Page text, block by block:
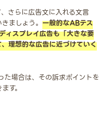
さらに広告文に入れる文言
ましょう。 一般的なABテス
ィスプレイ広告も「大きな要
理想的な広告に近づけていく
場合は、その訴求ポイントを
す。